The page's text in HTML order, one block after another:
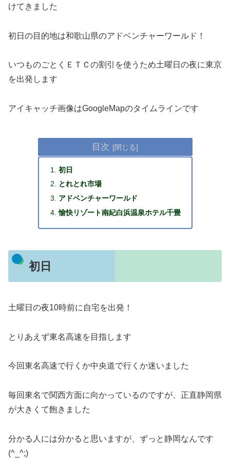
けてきました
初日の目的地は和歌山県のアドベンチャーワールド！
いつものごとくＥＴＣの割引を使うため土曜日の夜に東京
を出発します
アイキャッチ画像はGoogleMapのタイムラインです
目次
初日
とれとれ市場
アドベンチャーワールド
愉快リゾート南紀白浜温泉ホテル千畳
初日
土曜日の夜10時前に自宅を出発！
とりあえず東名高速を目指します
今回東名高速で行くか中央道で行くか迷いました
毎回東名で関西方面に向かっているのですが、正直静岡県
が大きくて飽きました
分かる人には分かると思いますが、ずっと静岡なんです
(^_^;)